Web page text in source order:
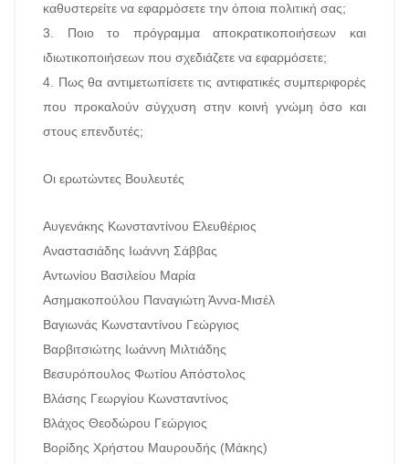
καθυστερείτε να εφαρμόσετε την όποια πολιτική σας;
3. Ποιο το πρόγραμμα αποκρατικοποιήσεων και
ιδιωτικοποιήσεων που σχεδιάζετε να εφαρμόσετε;
4. Πως θα αντιμετωπίσετε τις αντιφατικές συμπεριφορές
που προκαλούν σύγχυση στην κοινή γνώμη όσο και
στους επενδυτές;
Οι ερωτώντες Βουλευτές
Αυγενάκης Κωνσταντίνου Ελευθέριος
Αναστασιάδης Ιωάννη Σάββας
Αντωνίου Βασιλείου Μαρία
Ασημακοπούλου Παναγιώτη Άννα-Μισέλ
Βαγιωνάς Κωνσταντίνου Γεώργιος
Βαρβιτσιώτης Ιωάννη Μιλτιάδης
Βεσυρόπουλος Φωτίου Απόστολος
Βλάσης Γεωργίου Κωνσταντίνος
Βλάχος Θεοδώρου Γεώργιος
Βορίδης Χρήστου Μαυρουδής (Μάκης)